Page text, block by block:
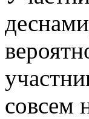
совсем